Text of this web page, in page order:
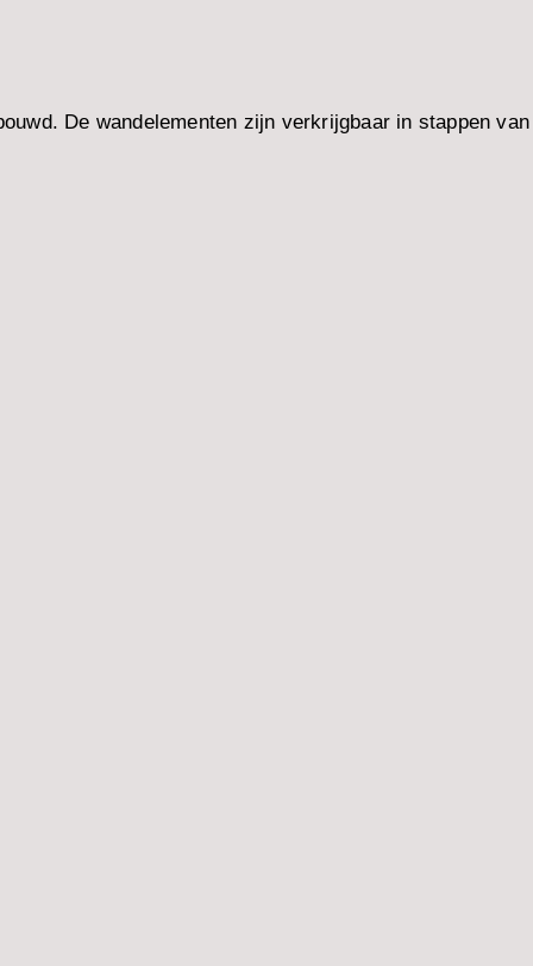
De wandelementen zijn verkrijgbaar in stappen van